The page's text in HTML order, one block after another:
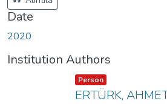
Date
2020
Institution Authors
Item type:
Person ,
ERTÜRK,